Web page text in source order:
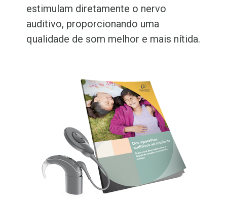
estimulam diretamente o nervo
auditivo, proporcionando uma
qualidade de som melhor e mais nítida.